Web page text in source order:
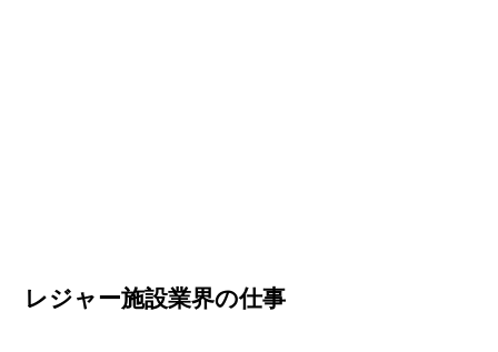
レジャー施設業界の仕事